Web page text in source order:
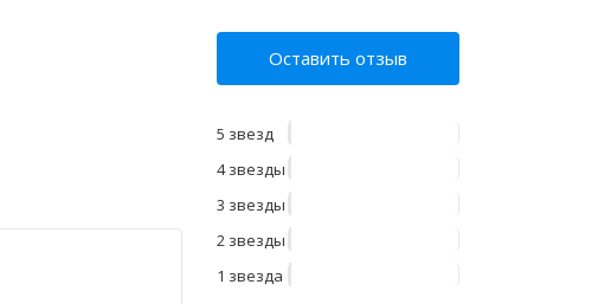
Оставить отзыв
5 звезд
4 звезды
3 звезды
2 звезды
1 звезда